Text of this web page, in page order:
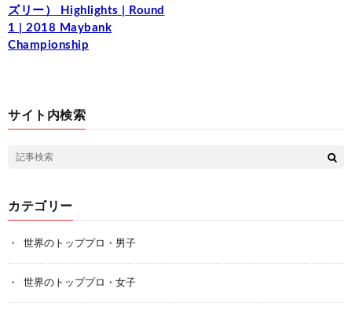
ズリー） Highlights | Round
1 | 2018 Maybank
Championship
サイト内検索
カテゴリー
世界のトッププロ・男子
世界のトッププロ・女子